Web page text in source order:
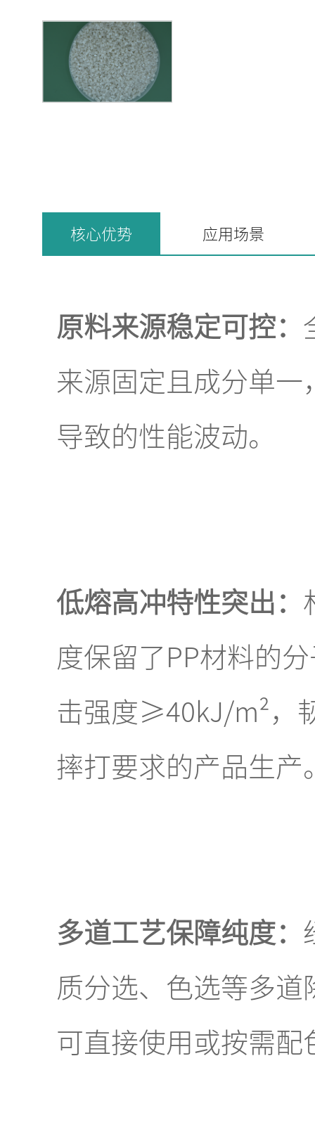
核心优势 应用场景
原料来源稳定可控：
来源固定且成分单
导致的性能波动。
低熔高冲特性突出：
度保留了PP材料的
击强度≥40kJ/m²，
摔打要求的产品生产
多道工艺保障纯度：
质分选、色选等多
可直接使用或按需